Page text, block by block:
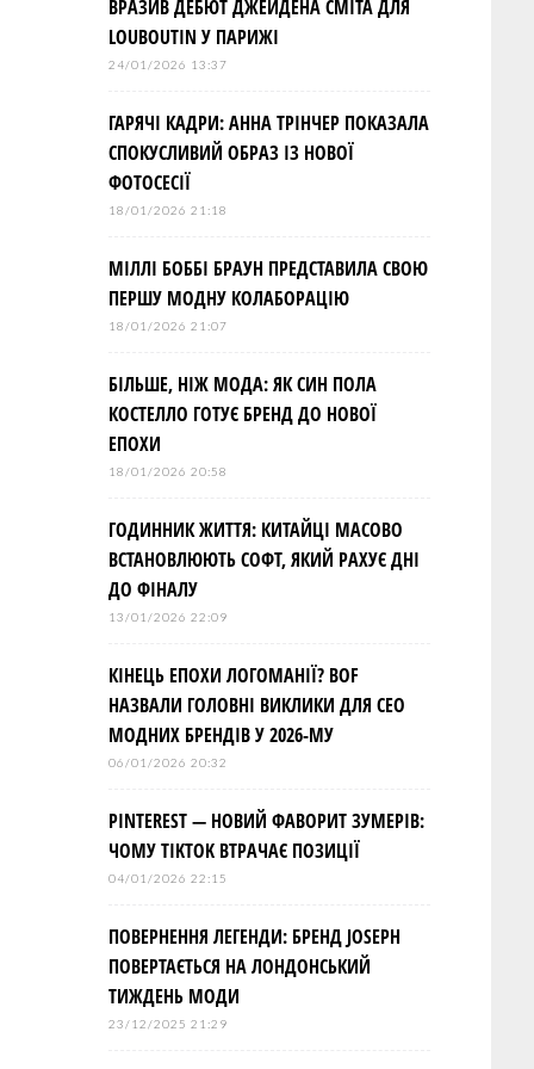
ВРАЗИВ ДЕБЮТ ДЖЕЙДЕНА СМІТА ДЛЯ
LOUBOUTIN У ПАРИЖІ
24/01/2026 13:37
ГАРЯЧІ КАДРИ: АННА ТРІНЧЕР ПОКАЗАЛА
СПОКУСЛИВИЙ ОБРАЗ ІЗ НОВОЇ
ФОТОСЕСІЇ
18/01/2026 21:18
МІЛЛІ БОББІ БРАУН ПРЕДСТАВИЛА СВОЮ
ПЕРШУ МОДНУ КОЛАБОРАЦІЮ
18/01/2026 21:07
БІЛЬШЕ, НІЖ МОДА: ЯК СИН ПОЛА
КОСТЕЛЛО ГОТУЄ БРЕНД ДО НОВОЇ
ЕПОХИ
18/01/2026 20:58
ГОДИННИК ЖИТТЯ: КИТАЙЦІ МАСОВО
ВСТАНОВЛЮЮТЬ СОФТ, ЯКИЙ РАХУЄ ДНІ
ДО ФІНАЛУ
13/01/2026 22:09
КІНЕЦЬ ЕПОХИ ЛОГОМАНІЇ? BOF
НАЗВАЛИ ГОЛОВНІ ВИКЛИКИ ДЛЯ СЕО
МОДНИХ БРЕНДІВ У 2026-МУ
06/01/2026 20:32
PINTEREST — НОВИЙ ФАВОРИТ ЗУМЕРІВ:
ЧОМУ TIKTOK ВТРАЧАЄ ПОЗИЦІЇ
04/01/2026 22:15
ПОВЕРНЕННЯ ЛЕГЕНДИ: БРЕНД JOSEPH
ПОВЕРТАЄТЬСЯ НА ЛОНДОНСЬКИЙ
ТИЖДЕНЬ МОДИ
23/12/2025 21:29